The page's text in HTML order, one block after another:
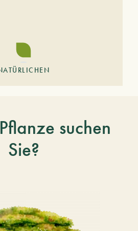
suchen
Sie?